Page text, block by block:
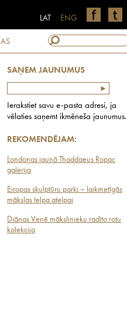
ENG
LAT
SAŅEM JAUNUMUS
Ierakstiet savu e-pasta adresi, ja
vēlaties saņemt ikmēneša jaunumus.
REKOMENDĒJAM:
Londonas jaunā Thaddaeus Ropac
galerija
Eiropas skulptūru parki – laikmetīgās
mākslas telpa atelpai
Diānas Venē mākslinieku radīto rotu
kolekcija